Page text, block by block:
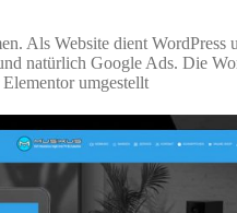
Als Website dient
natürlich Google Ads. Die
umgestellt